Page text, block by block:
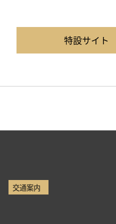
特設サイト
交通案内